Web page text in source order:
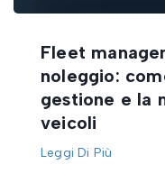
Fleet
noleggio:
gestione e la
veicoli
Leggi Di Più